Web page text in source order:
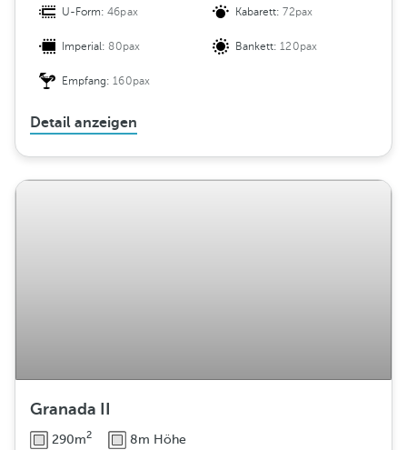
U-Form:46pax Kabarett:72pax
Imperial:80pax Bankett:120pax
Empfang:160pax
Detail anzeigen
Granada II
290m2 8m Höhe